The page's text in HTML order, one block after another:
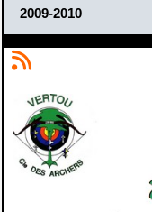
2009-2010